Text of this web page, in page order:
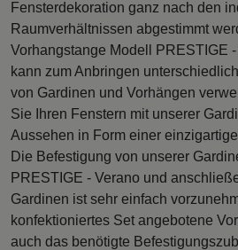
Fensterdekoration ganz nach den
Raumverhältnissen abgestimmt
Vorhangstange Modell PRESTIGE -
kann zum Anbringen
von Gardinen und Vorhängen
Sie Ihren Fenstern mit unserer
Aussehen in Form einer
Die Befestigung von unserer
PRESTIGE - Verano und
Gardinen ist sehr einfach
konfektioniertes Set angebotene
auch das benötigte